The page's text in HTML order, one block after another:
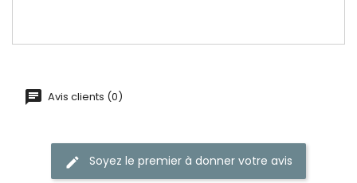
Avis clients (0)
Soyez le premier à donner votre avis